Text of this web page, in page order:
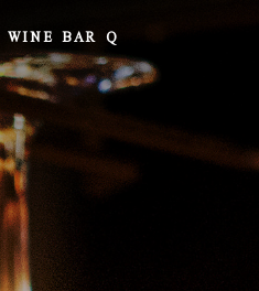
BAR Q